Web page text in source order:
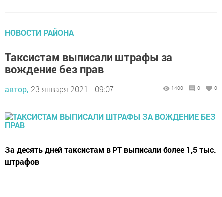
НОВОСТИ РАЙОНА
Таксистам выписали штрафы за
вождение без прав
автор, 23 января 2021 - 09:07
За десять дней таксистам в РТ выписали более 1,5 тыс.
штрафов